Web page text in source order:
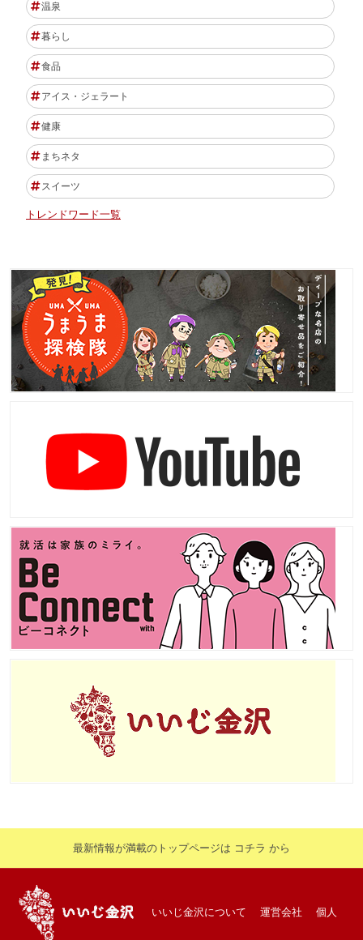
温泉
暮らし
食品
アイス・ジェラート
健康
まちネタ
スイーツ
トレンドワード一覧
最新情報が満載のトップページは コチラ から
いいじ金沢について 運営会社 個人